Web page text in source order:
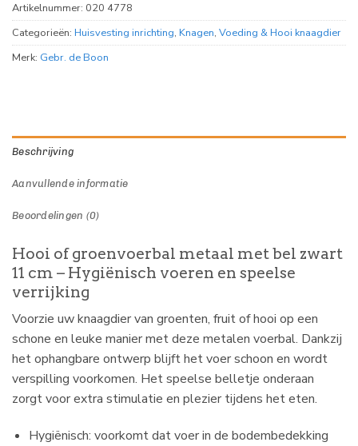
Artikelnummer: 020 4778
Categorieën: Huisvesting inrichting, Knagen, Voeding & Hooi knaagdier
Merk: Gebr. de Boon
Beschrijving
Aanvullende informatie
Beoordelingen (0)
Hooi of groenvoerbal metaal met bel zwart
11 cm – Hygiënisch voeren en speelse
verrijking
Voorzie uw knaagdier van groenten, fruit of hooi op een
schone en leuke manier met deze metalen voerbal. Dankzij
het ophangbare ontwerp blijft het voer schoon en wordt
verspilling voorkomen. Het speelse belletje onderaan
zorgt voor extra stimulatie en plezier tijdens het eten.
Hygiënisch: voorkomt dat voer in de bodembedekking